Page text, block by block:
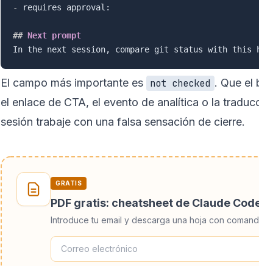
-
requires approval:
## Next prompt
El campo más importante es not checked . Que el
el enlace de CTA, el evento de analítica o la
sesión trabaje con una falsa sensación de cierre.
GRATIS
PDF gratis: cheatsheet de Claude
Introduce tu email y descarga una hoja con